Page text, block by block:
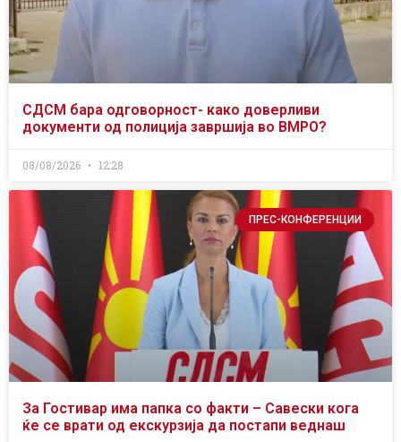
СДСМ бара одговорност- како доверливи
документи од полиција завршија во ВМРО?
08/08/2026 12:28
ПРЕС-КОНФЕРЕНЦИИ
За Гостивар има папка со факти – Савески кога
ќе се врати од екскурзија да постапи веднаш